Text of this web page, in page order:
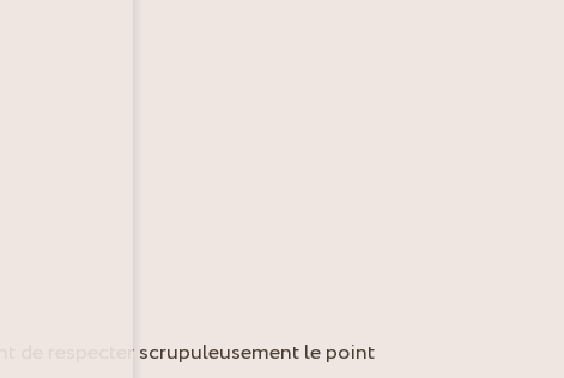
de respecter scrupuleusement le point